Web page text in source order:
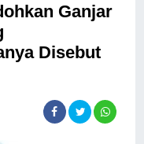
Ganjar
Disebut